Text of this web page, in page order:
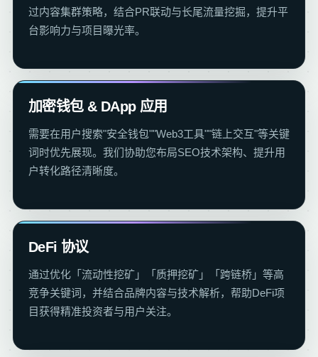
过内容集群策略，结合PR联动与长尾流量挖掘，提升平
台影响力与项目曝光率。
加密钱包 & DApp 应用
需要在用户搜索"安全钱包""Web3工具""链上交互"等关键
词时优先展现。我们协助您布局SEO技术架构、提升用
户转化路径清晰度。
DeFi 协议
通过优化「流动性挖矿」「质押挖矿」「跨链桥」等高
竞争关键词，并结合品牌内容与技术解析，帮助DeFi项
目获得精准投资者与用户关注。